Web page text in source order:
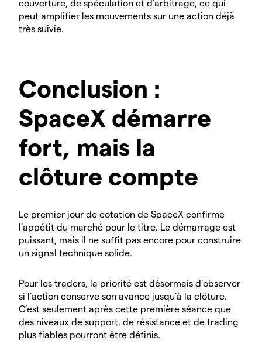
couverture, de spéculation et d’arbitrage, ce qui
peut amplifier les mouvements sur une action déjà
très suivie.
Conclusion :
SpaceX démarre
fort, mais la
clôture compte
Le premier jour de cotation de SpaceX confirme
l’appétit du marché pour le titre. Le démarrage est
puissant, mais il ne suffit pas encore pour construire
un signal technique solide.
Pour les traders, la priorité est désormais d’observer
si l’action conserve son avance jusqu’à la clôture.
C’est seulement après cette première séance que
des niveaux de support, de résistance et de trading
plus fiables pourront être définis.